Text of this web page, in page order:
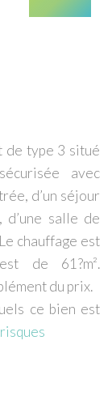
de type 3 situé
avec
d’un séjour
d’une salle de
chauffage est
de 61?m².
du prix.
ce bien est